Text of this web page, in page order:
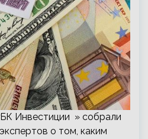
Инвестиции » собрали
о том, каким